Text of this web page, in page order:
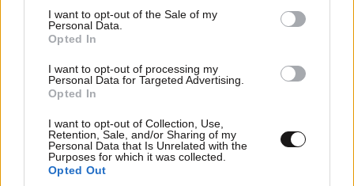
consent section.
I want to opt-out of the Sale of my
Personal Data.
Opted In
I want to opt-out of processing my
Personal Data for Targeted Advertising.
Opted In
I want to opt-out of Collection, Use,
Retention, Sale, and/or Sharing of my
Personal Data that Is Unrelated with the
Purposes for which it was collected.
Opted Out